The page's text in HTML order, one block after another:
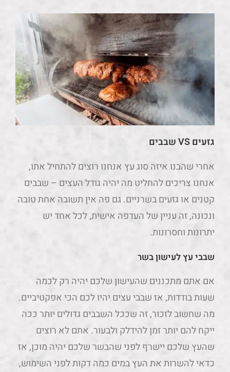
גזעיםVSשבבים
אחרי שהבנו איזה סוג עץ אנחנו רוצים להתחיל אתו,
אנחנו צריכים להחליט מה יהיה גודל העצים – שבבים
קטנים או גזעים בשרניים. גם פה אין תשובה אחת טובה
ונכונה, זה עניין של העדפה אישית, לכל אחד יש
יתרונות וחסרונות.
שבבי עץ לעישון בשר
אם אתם מתכננים שהעישון שלכם יהיה רק לכמה
שעות בודדות, אז שבבי עצים יהיו לכם הכי אפקטיביים.
מה שחשוב לזכור, זה שככל השבבים גדולים יותר ככה
ייקח להם יותר זמן להידלק ולבעור. אתם לא רוצים
שהעץ שלכם יישרף לפני שהבשר שלכם יהיה מוכן, אז
כדאי להשרות את העץ במים כמה דקות לפני השימוש,